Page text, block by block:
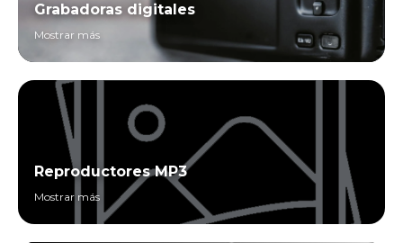
Grabadoras digitales
Mostrar más
Reproductores MP3
Mostrar más